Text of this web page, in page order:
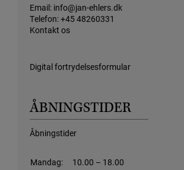
Email: info@jan-ehlers.dk
Telefon:+45 48260331
Kontakt os
Digital fortrydelsesformular
ÅBNINGSTIDER
Åbningstider
Mandag:
10.00 – 18.00